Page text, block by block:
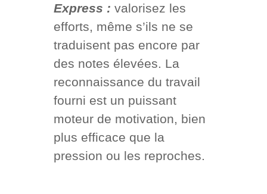
Express : valorisez les
efforts, même s’ils ne se
traduisent pas encore par
des notes élevées. La
reconnaissance du travail
fourni est un puissant
moteur de motivation, bien
plus efficace que la
pression ou les reproches.